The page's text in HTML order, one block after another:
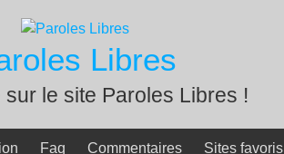
Libres
sur le site Paroles Libres !
Faq Commentaires Sites favoris